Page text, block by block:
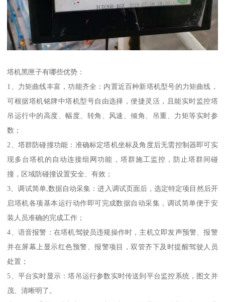
塔机黑匣子有哪些优势：
1、力矩曲线丰富，功能齐全：内置近百种新塔机型号的力矩曲线，
可根据塔机铭牌中塔机型号自由选择，便捷灵活，且能实时监控塔
吊运行中的高度、幅度、转角、风速、倾角、吊重、力矩等实时参
数；
2、塔群防碰撞功能：准确标定塔机坐标及角度后无需控制器即可实
现多台塔机的自动连接组网功能，塔群施工监控，防止塔群间碰
撞，区域防碰撞设置安全、有效；
3、调试简单,数据自动采集：进入调试页面后，选定特定项目然后开
启塔机各项基本运行动作即可完成数据自动采集，调试简单便于安
装人员准确的完成工作；
4、语音报警：在塔机驾驶员违规操作时，主机立即发声预警、报警
并在屏幕上显示红色预警、报警项目，双管齐下及时提醒驾驶人员
处置；
5、平台实时显示：塔吊运行参数实时传送到平台监控系统，图文并
茂、清晰明了。